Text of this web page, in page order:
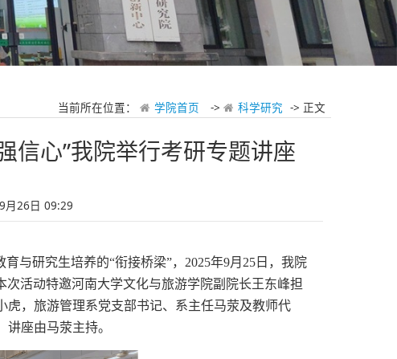
当前所在位置： 学院首页 -> 科学研究 -> 正文
信心”我院举行考研专题讲座
月26日 09:29
与研究生培养的“衔接桥梁”， 2025年9月25日，我院
活动特邀河南大学文化与旅游学院副院长王东峰担
虎，旅游管理系党支部书记、系主任马荥及教师代
讲座由马荥主持。